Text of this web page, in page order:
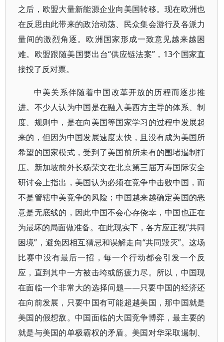
之后，欧盟大量新能源企业向美国转移。现在欧洲也
在反思由此带来的政治动荡、民众集会游行及各派力
量间的激烈角逐。欧洲国家形成一致意见越来越困
难。欧盟跟随美国要出台“供应链法案”，13个国家直
接投了反对票。
中美关系伴随着中国改革开放的历程而逐步推
进。不少人认为中国是在融入美西方主导的体系、制
度、规则中，是在向美国等国家学习的过程中发展起
来的，但因为中国发展速度太快，且没有成为美国所
希望的国家模式，受到了美国前所未有的围堵遏制打
压。新加坡前外长杨荣文在北京第三届万寿国际安全
研讨会上指出，美国认为必须在竞争中击败中国，而
不是管辖中美竞争的风险；中国越来越确定美国的恶
意是无底线的，因此中国不会心存侥幸，中国也正在
为最坏的局面做准备。在此现实下，各方应正视“共同
困境”，避免因相互猜忌和误解走向“共同毁灭”。这场
比赛中没有最后一招，每一个行动都会引发一个反
应，直到其中一方被击垮或筋疲力尽。所以，中国现
在面临一个非常大的选择问题——只要中国的经济还
在向前发展，只要中国有可能超越美国，那中国就是
美国的假想敌。中国面临的大国竞争博弈，最主要的
就是与美国的单极霸权的矛盾。美国对华采取遏制、